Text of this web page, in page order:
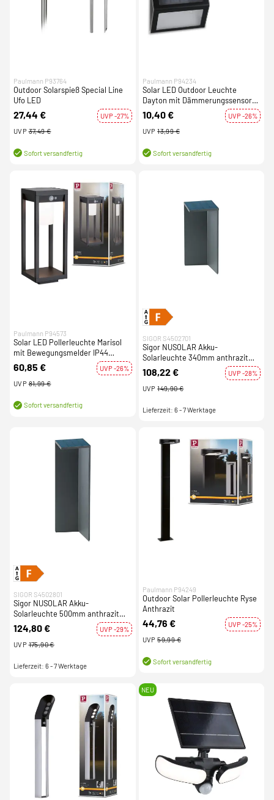
Paulmann P93764
Outdoor Solarspieß Special Line
Ufo LED
27,44 €
UVP -27%
UVP 37,49 €
Sofort versandfertig
Paulmann P94234
Solar LED Outdoor Leuchte
Dayton mit Dämmerungssensor
IP44 anthrazit
10,40 €
UVP -26%
UVP 13,99 €
Sofort versandfertig
Paulmann P94573
Solar LED Pollerleuchte Marisol
mit Bewegungsmelder IP44
150x150mm 3000K 5,5W 600lm
60,85 €
UVP -26%
UVP 81,99 €
Sofort versandfertig
SIGOR S4502701
Sigor NUSOLAR Akku-
Solarleuchte 340mm anthrazit
LED eckig IP54 Aluminium inkl.
Erdspieß
108,22 €
UVP -28%
UVP 149,90 €
Lieferzeit: 6 - 7 Werktage
SIGOR S4502801
Sigor NUSOLAR Akku-
Solarleuchte 500mm anthrazit
LED eckig IP54 Aluminium inkl.
Erdspieß
124,80 €
UVP -29%
UVP 175,90 €
Lieferzeit: 6 - 7 Werktage
Paulmann P94249
Outdoor Solar Pollerleuchte Ryse
Anthrazit
44,76 €
UVP -25%
UVP 59,99 €
Sofort versandfertig
NEU